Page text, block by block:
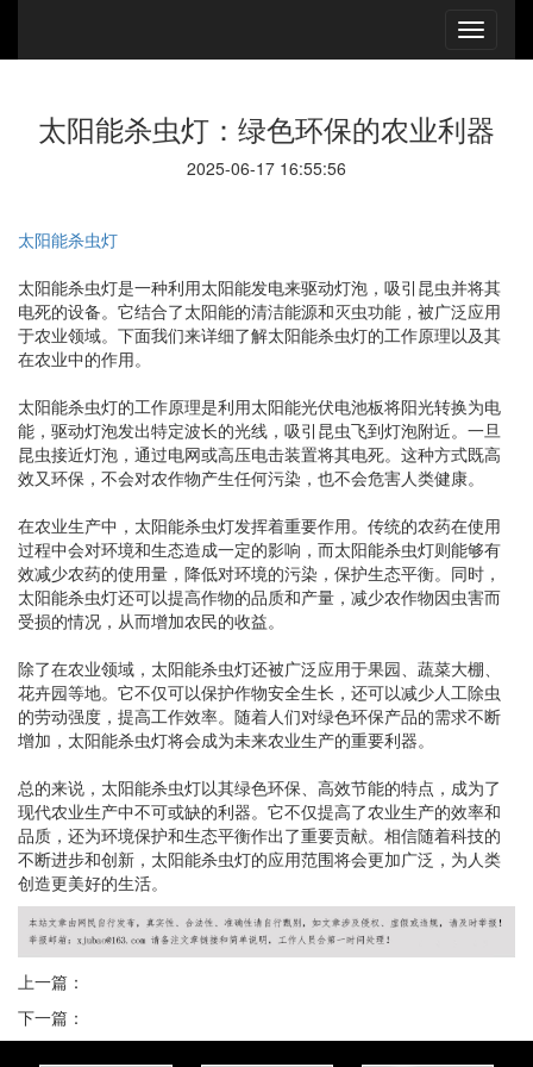
太阳能杀虫灯：绿色环保的农业利器
2025-06-17 16:55:56
太阳能杀虫灯
太阳能杀虫灯是一种利用太阳能发电来驱动灯泡，吸引昆虫并将其
电死的设备。它结合了太阳能的清洁能源和灭虫功能，被广泛应用
于农业领域。下面我们来详细了解太阳能杀虫灯的工作原理以及其
在农业中的作用。
太阳能杀虫灯的工作原理是利用太阳能光伏电池板将阳光转换为电
能，驱动灯泡发出特定波长的光线，吸引昆虫飞到灯泡附近。一旦
昆虫接近灯泡，通过电网或高压电击装置将其电死。这种方式既高
效又环保，不会对农作物产生任何污染，也不会危害人类健康。
在农业生产中，太阳能杀虫灯发挥着重要作用。传统的农药在使用
过程中会对环境和生态造成一定的影响，而太阳能杀虫灯则能够有
效减少农药的使用量，降低对环境的污染，保护生态平衡。同时，
太阳能杀虫灯还可以提高作物的品质和产量，减少农作物因虫害而
受损的情况，从而增加农民的收益。
除了在农业领域，太阳能杀虫灯还被广泛应用于果园、蔬菜大棚、
花卉园等地。它不仅可以保护作物安全生长，还可以减少人工除虫
的劳动强度，提高工作效率。随着人们对绿色环保产品的需求不断
增加，太阳能杀虫灯将会成为未来农业生产的重要利器。
总的来说，太阳能杀虫灯以其绿色环保、高效节能的特点，成为了
现代农业生产中不可或缺的利器。它不仅提高了农业生产的效率和
品质，还为环境保护和生态平衡作出了重要贡献。相信随着科技的
不断进步和创新，太阳能杀虫灯的应用范围将会更加广泛，为人类
创造更美好的生活。
上一篇：
下一篇：